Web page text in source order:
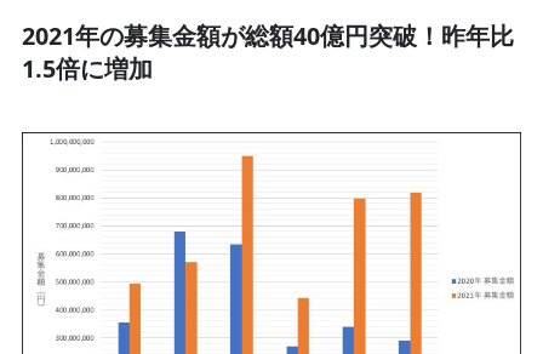
2021年の募集金額が総額40億円突破！昨年比
1.5倍に増加